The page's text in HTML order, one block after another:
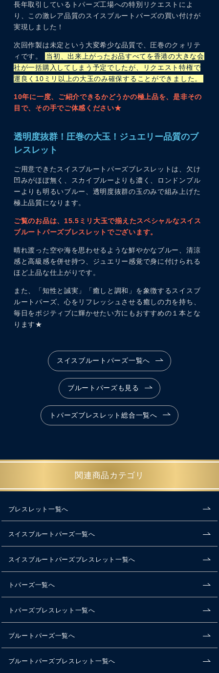
長年取引しているトパーズ工場への特別リクエストによ
り、この激レア品質のスイスブルートパーズの買い付けが
実現しました！
次回作製は未定という大変希少な品質で、圧巻のクォリテ
ィです。
当初、出来上がったお品すべてを香港の大きな会
社が一括購入してしまう予定でしたが、リクエスト特権で
運良く10ミリ以上の大玉のみ確保することができました。
10年に一度、ご紹介できるかどうかの極上品を、是非その
目で、その手でご体感ください★
透明度抜群！圧巻の大玉！ジュエリー品質のブ
レスレット
ご用意できたスイスブルートパーズブレスレットは、欠け
凹みがほぼ無く、スカイブルーよりも濃く、ロンドンブル
ーよりも明るいブルー、透明度抜群の玉のみで組み上げた
極上品質になります。
ご覧のお品は、15.5ミリ大玉で揃えたスペシャルなスイス
ブルートパーズブレスレットでございます。
晴れ渡った空や海を思わせるような鮮やかなブルー、清涼
感と高級感を併せ持つ、ジュエリー感覚で身に付けられる
ほど上品な仕上がりです。
また、「知性と誠実」「癒しと調和」を象徴するスイスブ
ルートパーズ、心をリフレッシュさせる癒しの力を持ち、
毎日をポジティブに輝かせたい方にもおすすめの１本とな
ります★
スイスブルートパーズ一覧へ
ブルートパーズも見る
トパーズブレスレット総合一覧へ
関連商品カテゴリ
ブレスレット一覧へ
スイスブルートパーズ一覧へ
スイスブルートパーズブレスレット一覧へ
トパーズ一覧へ
トパーズブレスレット一覧へ
ブルートパーズ一覧へ
ブルートパーズブレスレット一覧へ